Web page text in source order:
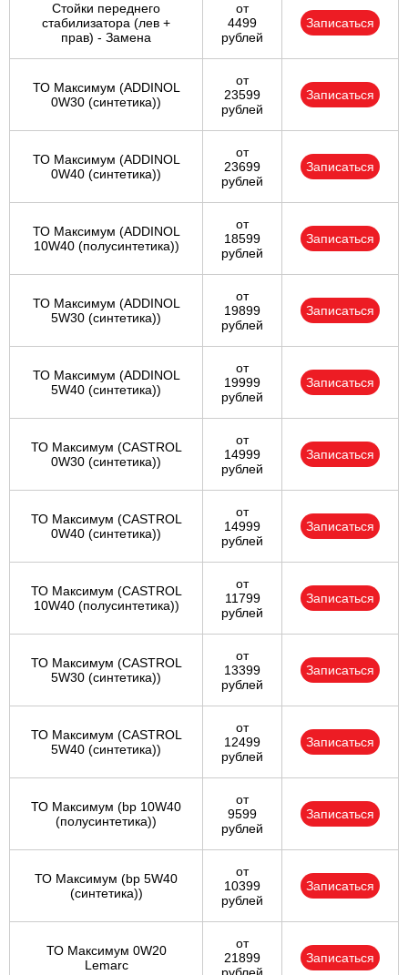
Стойки переднего
стабилизатора (лев +
прав) - Замена
от
4499
рублей
Записаться
ТО Максимум (ADDINOL
0W30 (синтетика))
от
23599
рублей
Записаться
ТО Максимум (ADDINOL
0W40 (синтетика))
от
23699
рублей
Записаться
ТО Максимум (ADDINOL
10W40 (полусинтетика))
от
18599
рублей
Записаться
ТО Максимум (ADDINOL
5W30 (синтетика))
от
19899
рублей
Записаться
ТО Максимум (ADDINOL
5W40 (синтетика))
от
19999
рублей
Записаться
ТО Максимум (CASTROL
0W30 (синтетика))
от
14999
рублей
Записаться
ТО Максимум (CASTROL
0W40 (синтетика))
от
14999
рублей
Записаться
ТО Максимум (CASTROL
10W40 (полусинтетика))
от
11799
рублей
Записаться
ТО Максимум (CASTROL
5W30 (синтетика))
от
13399
рублей
Записаться
ТО Максимум (CASTROL
5W40 (синтетика))
от
12499
рублей
Записаться
ТО Максимум (bp 10W40
(полусинтетика))
от
9599
рублей
Записаться
ТО Максимум (bp 5W40
(синтетика))
от
10399
рублей
Записаться
ТО Максимум 0W20
Lemarc
от
21899
Записаться